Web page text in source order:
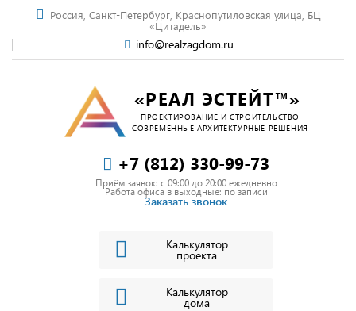
Россия, Санкт-Петербург, Краснопутиловская улица, БЦ
«Цитадель»
info@realzagdom.ru
«РЕАЛ ЭСТЕЙТ™»
ПРОЕКТИРОВАНИЕ И СТРОИТЕЛЬСТВО
СОВРЕМЕННЫЕ АРХИТЕКТУРНЫЕ РЕШЕНИЯ
+7 (812) 330-99-73
Приём заявок: c 09:00 до 20:00 ежедневно
Работа офиса в выходные: по записи
Заказать звонок
Калькулятор
проекта
Калькулятор
дома